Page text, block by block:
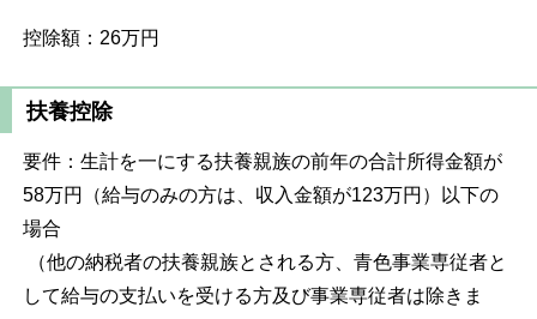
控除額：26万円
扶養控除
要件：生計を一にする扶養親族の前年の合計所得金額が
58万円（給与のみの方は、収入金額が123万円）以下の
場合
（他の納税者の扶養親族とされる方、青色事業専従者と
して給与の支払いを受ける方及び事業専従者は除きま